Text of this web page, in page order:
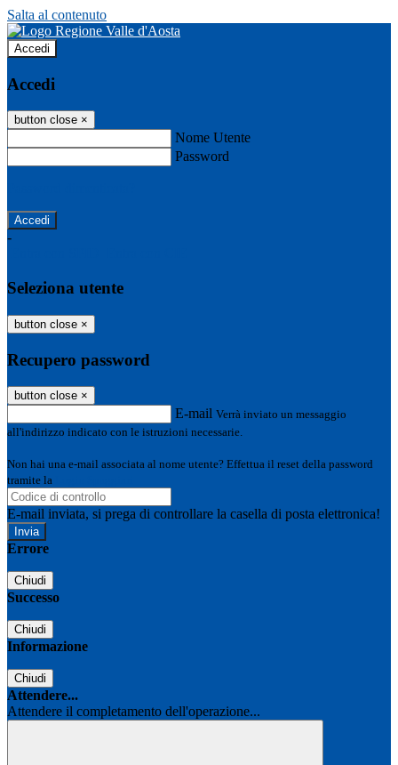
Salta al contenuto
Accedi
Accedi
button close ×
Nome Utente
Password
-
Seleziona utente
button close ×
Recupero password
button close ×
E-mail Verrà inviato un messaggio
all'indirizzo indicato con le istruzioni necessarie.
Non hai una e-mail associata al nome utente? Effettua il reset della password
tramite la
E-mail inviata, si prega di controllare la casella di posta elettronica!
Errore
Chiudi
Successo
Chiudi
Informazione
Chiudi
Attendere...
Attendere il completamento dell'operazione...